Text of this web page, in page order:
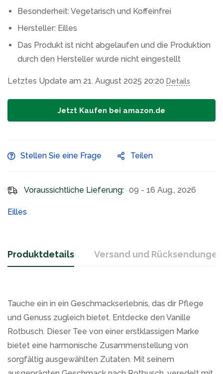
Besonderheit: Vegetarisch und Koffeinfrei
Hersteller: Eilles
Das Produkt ist nicht abgelaufen und die Produktion
durch den Hersteller wurde nicht eingestellt
Letztes Update am 21. August 2025 20:20 Details
Jetzt Kaufen bei amazon.de
Stellen Sie eine Frage Teilen
Voraussichtliche Lieferung: 09 - 16 Aug., 2026
Eilles
Produktdetails Versand und Rücksendungen
Tauche ein in ein Geschmackserlebnis, das dir Pflege
und Genuss zugleich bietet. Entdecke den Vanille
Rotbusch. Dieser Tee von einer erstklassigen Marke
bietet eine harmonische Zusammenstellung von
sorgfältig ausgewählten Zutaten. Mit seinem